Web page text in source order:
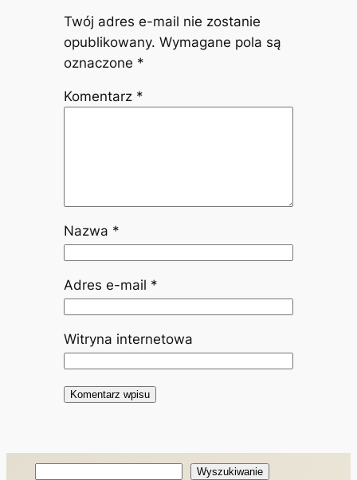
Twój adres e-mail nie zostanie
opublikowany. Wymagane pola są
oznaczone *
Komentarz *
Nazwa *
Adres e-mail *
Witryna internetowa
Wyszukiwanie